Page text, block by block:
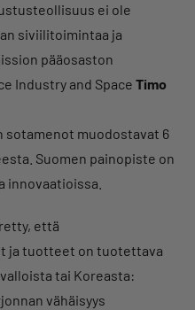
ei ole
siviilitoimintaa ja
pääosaston
Industry and Space Timo
sotamenot muodostavat 6
Suomen painopiste on
että
ja tuotteet on tuotettava
tai Koreasta:
vähäisyys